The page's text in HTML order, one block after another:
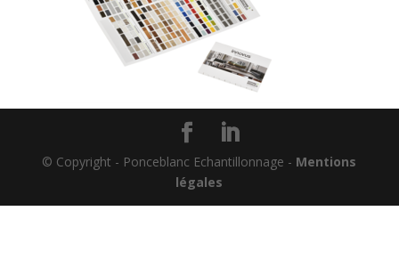
© Copyright - Ponceblanc Echantillonnage - Mentions
légales